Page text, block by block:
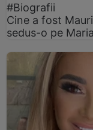
#Biografii
Cine a fost
sedus-o pe